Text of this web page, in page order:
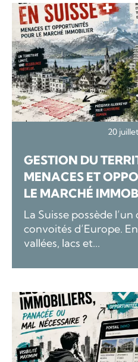
20
GESTION DU
MENACES ET
LE MARCHÉ
La Suisse possède
convoités d’Europe.
vallées, lacs et...